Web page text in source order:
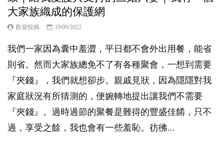
大家族織成的保護網
歡迎投稿 19/09/2022
我們一家因為囊中羞澀，平日都不會外出用餐，能省
則省。然而大家族總免不了有各種聚會，一想到需要
『夾錢』，我們就想卻步。親戚見狀，因為隱隱對我
家庭狀況有所猜測的，便婉轉地提出讓我們不需要
『夾錢』。過時過節的聚餐是難得的豐盛佳餚，只不
過，享受之餘，我也會有一些羞恥。彷彿...